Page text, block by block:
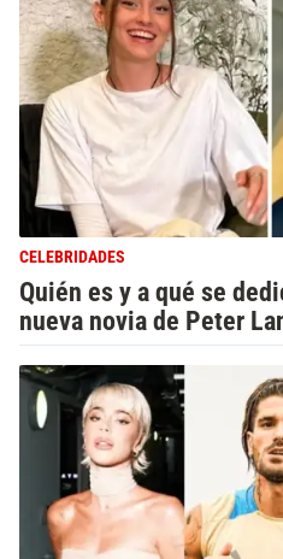
CELEBRIDADES
Quién es y a qué se
nueva novia de Peter